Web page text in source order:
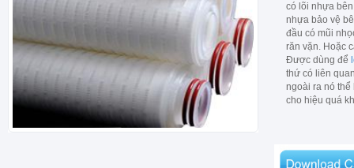
có lõi nhựa
nhựa bảo vệ
đầu có mũi
răn vặn. Hoặc
Được dùng để
thứ có liên
ngoài ra nó thể
cho hiệu quá